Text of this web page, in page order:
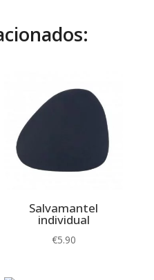
Salvamantel
individual
€5.90